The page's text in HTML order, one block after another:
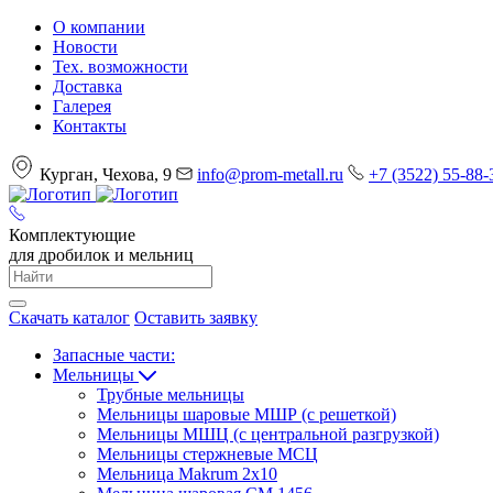
О компании
Новости
Тех. возможности
Доставка
Галерея
Контакты
Курган, Чехова, 9 info@prom-metall.ru +7 (3522) 55-88-
Комплектующие
для дробилок и мельниц
Скачать каталог Оставить заявку
Запасные части:
Мельницы
Трубные мельницы
Мельницы шаровые МШР (с решеткой)
Мельницы МШЦ (с центральной разгрузкой)
Мельницы стержневые МСЦ
Мельница Makrum 2х10